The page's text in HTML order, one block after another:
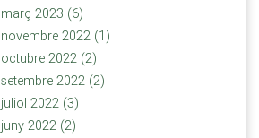
març 2023 (6)
novembre 2022 (1)
octubre 2022 (2)
setembre 2022 (2)
juliol 2022 (3)
juny 2022 (2)